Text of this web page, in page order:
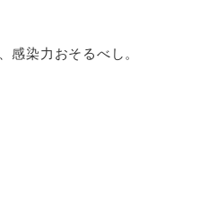
感染力おそるべし。